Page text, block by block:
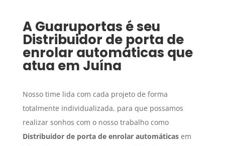
A Guaruportas é seu
Distribuidor de porta de
enrolar automáticas que
atua em Juína
Nosso time lida com cada projeto de forma
totalmente individualizada, para que possamos
realizar sonhos com o nosso trabalho como
Distribuidor de porta de enrolar automáticasem